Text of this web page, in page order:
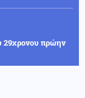
29χρονου πρώην